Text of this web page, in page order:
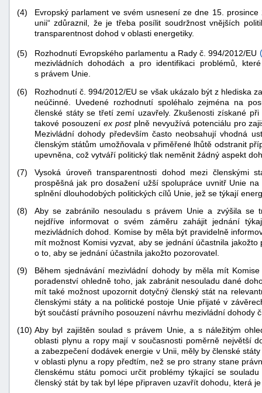
(4)
Evropský parlament ve svém usnesení ze dne 15.
unii“ zdůraznil, že je třeba posílit soudržnost vnějších
transparentnost dohod v oblasti energetiky.
(5) Rozhodnutí Evropského parlamentu a Rady č. 994/2012/EU (
mezivládních dohodách a pro identifikaci problémů,
s právem Unie.
(6)
Rozhodnutí č. 994/2012/EU se však ukázalo být z hlediska
neúčinné. Uvedené rozhodnutí spoléhalo zejména na
členské státy se třetí zemí uzavřely. Zkušenosti získané
takové posouzení ex postplně nevyužívá potenciálu pro
Mezivládní dohody především často neobsahují vhodná
členským státům umožňovala v přiměřené lhůtě odstranit
upevněna, což vytváří politický tlak neměnit žádný aspekt
(7)
Vysoká úroveň transparentnosti dohod mezi členskými
prospěšná jak pro dosažení užší spolupráce uvnitř Unie
splnění dlouhodobých politických cílů Unie, jež se týkají
(8)
Aby se zabránilo nesouladu s právem Unie a zvýšila se
nejdříve informovat o svém záměru zahájit jednání
mezivládních dohod. Komise by měla být pravidelně
mít možnost Komisi vyzvat, aby se jednání účastnila
o to, aby se jednání účastnila jakožto pozorovatel.
(9)
Během sjednávání mezivládní dohody by měla mít
poradenství ohledně toho, jak zabránit nesouladu dané
mít také možnost upozornit dotyčný členský stát na
členskými státy a na politické postoje Unie přijaté v
být součástí právního posouzení návrhu mezivládní dohody
(10) Aby byl zajištěn soulad s právem Unie, a s náležitým
oblasti plynu a ropy mají v současnosti poměrně největší
a zabezpečení dodávek energie v Unii, měly by členské
v oblasti plynu a ropy předtím, než se pro strany stane
členskému státu pomoci určit problémy týkající se
členský stát by tak byl lépe připraven uzavřít dohodu, která
+náhrady
-
náhrady
"náhradě